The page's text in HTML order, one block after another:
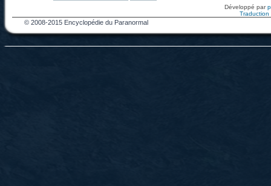
Développé par
Traduction
© 2008-2015 Encyclopédie du Paranormal